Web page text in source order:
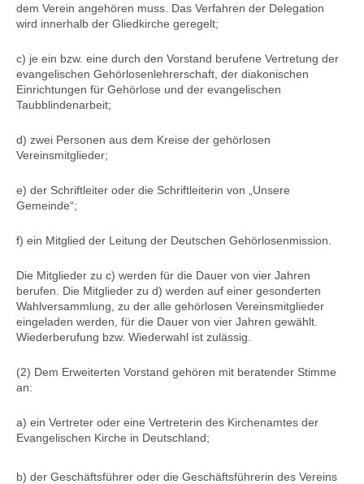
dem Verein angehören muss. Das Verfahren der Delegation
wird innerhalb der Gliedkirche geregelt;
c) je ein bzw. eine durch den Vorstand berufene Vertretung der
evangelischen Gehörlosenlehrerschaft, der diakonischen
Einrichtungen für Gehörlose und der evangelischen
Taubblindenarbeit;
d) zwei Personen aus dem Kreise der gehörlosen
Vereinsmitglieder;
e) der Schriftleiter oder die Schriftleiterin von „Unsere
Gemeinde“;
f) ein Mitglied der Leitung der Deutschen Gehörlosenmission.
Die Mitglieder zu c) werden für die Dauer von vier Jahren
berufen. Die Mitglieder zu d) werden auf einer gesonderten
Wahlversammlung, zu der alle gehörlosen Vereinsmitglieder
eingeladen werden, für die Dauer von vier Jahren gewählt.
Wiederberufung bzw. Wiederwahl ist zulässig.
(2) Dem Erweiterten Vorstand gehören mit beratender Stimme
an:
a) ein Vertreter oder eine Vertreterin des Kirchenamtes der
Evangelischen Kirche in Deutschland;
b) der Geschäftsführer oder die Geschäftsführerin des Vereins